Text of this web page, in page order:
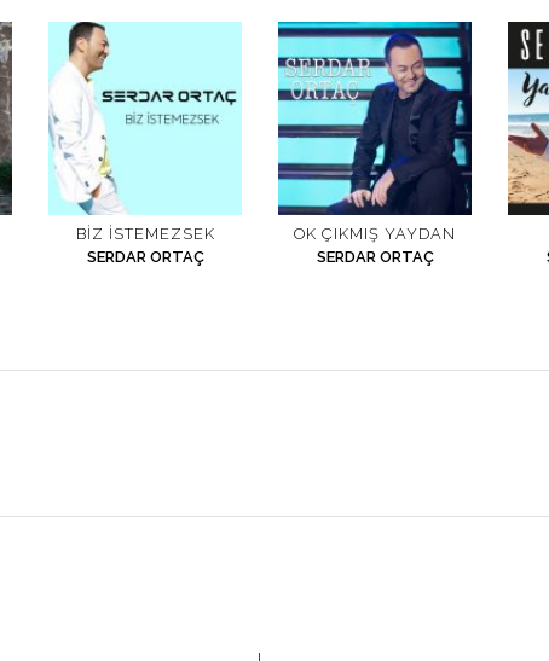
BIZ İSTEMEZSEK
SERDAR ORTAÇ
OK ÇIKMIŞ YAYDAN
SERDAR ORTAÇ